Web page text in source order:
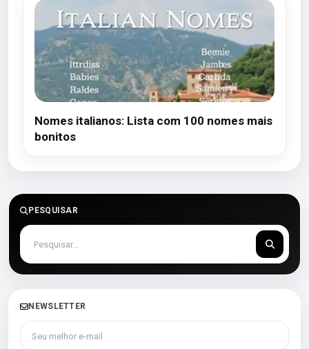
Nomes italianos: Lista com 100 nomes mais
bonitos
PESQUISAR
NEWSLETTER
Seu melhor e-mail